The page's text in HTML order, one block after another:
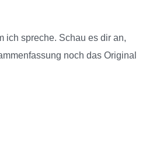
ich spreche. Schau es dir an,
noch das Original